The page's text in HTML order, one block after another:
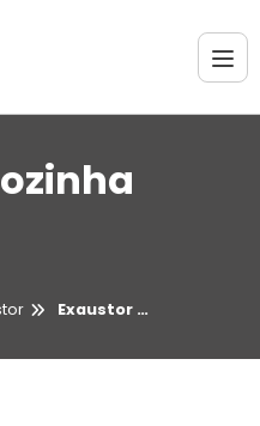
Exaustor de cozinha profissional